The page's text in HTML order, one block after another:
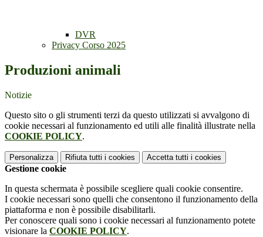
DVR
Privacy Corso 2025
Produzioni animali
Notizie
Questo sito o gli strumenti terzi da questo utilizzati si avvalgono di
cookie necessari al funzionamento ed utili alle finalità illustrate nella
COOKIE POLICY.
Personalizza Rifiuta tutti i cookies Accetta tutti i cookies
Gestione cookie
In questa schermata è possibile scegliere quali cookie consentire.
I cookie necessari sono quelli che consentono il funzionamento della
piattaforma e non è possibile disabilitarli.
Per conoscere quali sono i cookie necessari al funzionamento potete
visionare la COOKIE POLICY.